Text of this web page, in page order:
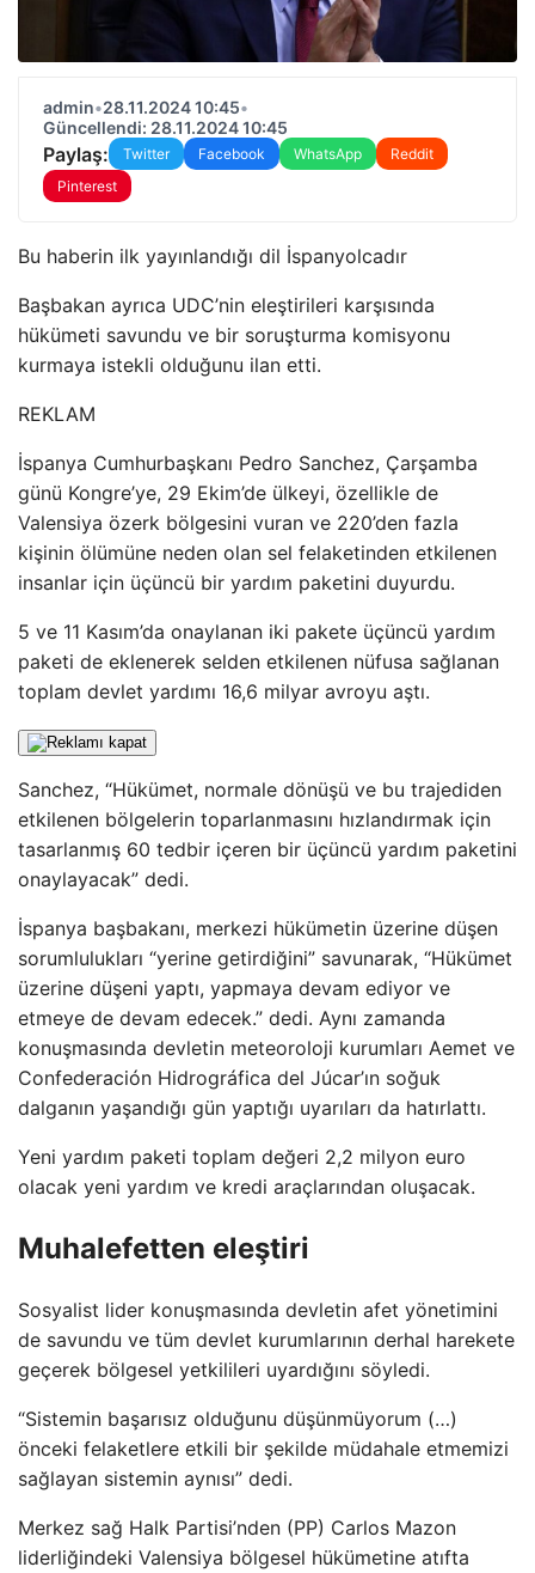
admin•28.11.2024 10:45•
Güncellendi: 28.11.2024 10:45
Paylaş: Twitter Facebook WhatsApp
Reddit
Pinterest
Bu haberin ilk yayınlandığı dil İspanyolcadır
Başbakan ayrıca UDC’nin eleştirileri karşısında
hükümeti savundu ve bir soruşturma komisyonu
kurmaya istekli olduğunu ilan etti.
REKLAM
İspanya Cumhurbaşkanı Pedro Sanchez, Çarşamba
günü Kongre’ye, 29 Ekim’de ülkeyi, özellikle de
Valensiya özerk bölgesini vuran ve 220’den fazla
kişinin ölümüne neden olan sel felaketinden etkilenen
insanlar için üçüncü bir yardım paketini duyurdu.
5 ve 11 Kasım’da onaylanan iki pakete üçüncü yardım
paketi de eklenerek selden etkilenen nüfusa sağlanan
toplam devlet yardımı 16,6 milyar avroyu aştı.
Sanchez, “Hükümet, normale dönüşü ve bu trajediden
etkilenen bölgelerin toparlanmasını hızlandırmak için
tasarlanmış 60 tedbir içeren bir üçüncü yardım paketini
onaylayacak” dedi.
İspanya başbakanı, merkezi hükümetin üzerine düşen
sorumlulukları “yerine getirdiğini” savunarak, “Hükümet
üzerine düşeni yaptı, yapmaya devam ediyor ve
etmeye de devam edecek.” dedi. Aynı zamanda
konuşmasında devletin meteoroloji kurumları Aemet ve
Confederación Hidrográfica del Júcar’ın soğuk
dalganın yaşandığı gün yaptığı uyarıları da hatırlattı.
Yeni yardım paketi toplam değeri 2,2 milyon euro
olacak yeni yardım ve kredi araçlarından oluşacak.
Muhalefetten eleştiri
Sosyalist lider konuşmasında devletin afet yönetimini
de savundu ve tüm devlet kurumlarının derhal harekete
geçerek bölgesel yetkilileri uyardığını söyledi.
“Sistemin başarısız olduğunu düşünmüyorum (…)
önceki felaketlere etkili bir şekilde müdahale etmemizi
sağlayan sistemin aynısı” dedi.
Merkez sağ Halk Partisi’nden (PP) Carlos Mazon
liderliğindeki Valensiya bölgesel hükümetine atıfta